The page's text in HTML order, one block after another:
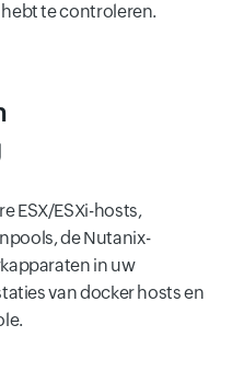
te controleren.
ESX/ESXi-hosts,
de Nutanix-
in uw
van docker hosts en